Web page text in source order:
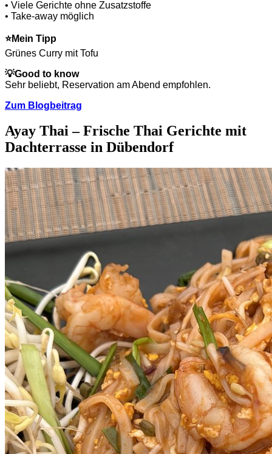
• Viele Gerichte ohne Zusatzstoffe
• Take-away möglich
⭐Mein Tipp
Grünes Curry mit Tofu
💡Good to know
Sehr beliebt, Reservation am Abend empfohlen.
Zum Blogbeitrag
Ayay Thai – Frische Thai Gerichte mit
Dachterrasse in Dübendorf